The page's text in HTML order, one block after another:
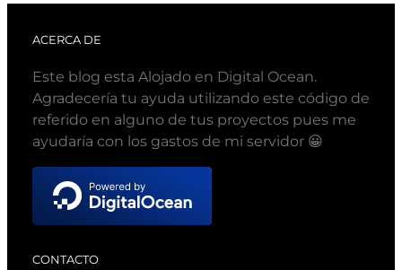
ACERCA DE
Este blog esta Alojado en Digital Ocean.
Agradecería tu ayuda utilizando este código de
referido en alguno de tus proyectos pues me
ayudaría con los gastos de mi servidor 😀
CONTACTO